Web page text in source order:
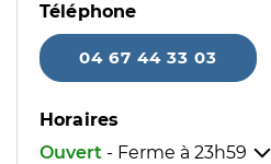
Téléphone
04 67 44 33 03
Horaires
Ouvert - Ferme à 23h59